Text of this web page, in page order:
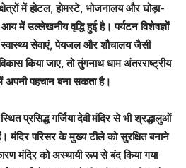
में होटल, होमस्टे, भोजनालय और घोड़ा-
में उल्लेखनीय वृद्धि हुई है। पर्यटन विशेषज्ञों
स्वास्थ्य सेवाएं, पेयजल और शौचालय जैसी
किया जाए, तो तुंगनाथ धाम अंतरराष्ट्रीय
अपनी पहचान बना सकता है।
प्रसिद्धगर्जिया देवी मंदिरसे भी श्रद्धालुओं
परिसर के मुख्य टीले को सुरक्षित बनाने
मंदिर को अस्थायी रूप से बंद किया गया